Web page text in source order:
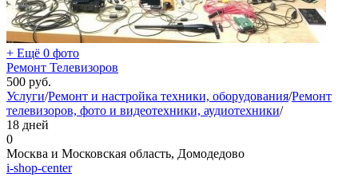
+ Ещё 0 фото
Ремонт Телевизоров
500 руб.
Услуги/Ремонт и настройка техники, оборудования/Ремонт
телевизоров, фото и видеотехники, аудиотехники/
18 дней
0
Москва и Московская область, Домодедово
i-shop-center